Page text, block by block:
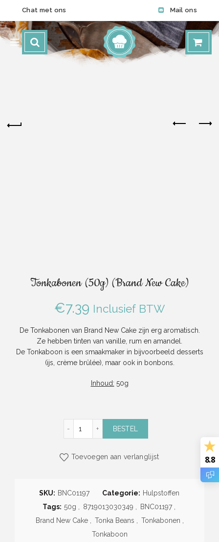
Chat met ons Mail ons
Tonkabonen (50g) (Brand New Cake)
€7.39 Inclusief BTW
De Tonkabonen van Brand New Cake zijn erg aromatisch.
Ze hebben tinten van vanille, rum en amandel.
De Tonkaboon is een smaakmaker in bijvoorbeeld desserts
(ijs, crème brûlée), maar ook in bonbons.
Inhoud: 50g
BESTEL
Toevoegen aan verlanglijst
SKU: BNC01197 Categorie: Hulpstoffen
Tags: 50g 8719013030349 BNC01197
Brand New Cake
Tonka Beans Tonkabonen
Tonkaboon
8.8